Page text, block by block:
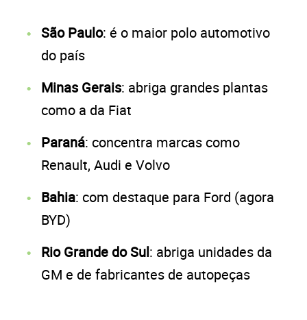
São Paulo: é o maior polo automotivo
do país
Minas Gerais: abriga grandes plantas
como a da Fiat
Paraná: concentra marcas como
Renault, Audi e Volvo
Bahia: com destaque para Ford (agora
BYD)
Rio Grande do Sul: abriga unidades da
GM e de fabricantes de autopeças